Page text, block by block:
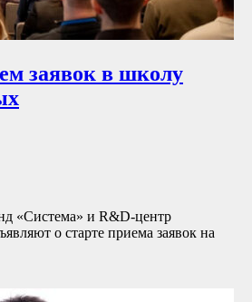
заявок в школу
«Система» и R&D-центр
о старте приема заявок на